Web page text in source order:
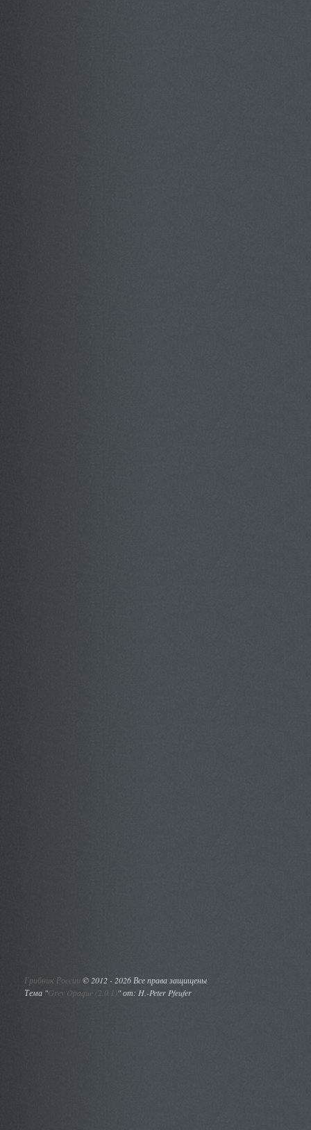
Грибник России ©2012 - 2026 Все права защищены
Тема "Grey Opaque (2.0.1)" от: H.-Peter Pfeufer